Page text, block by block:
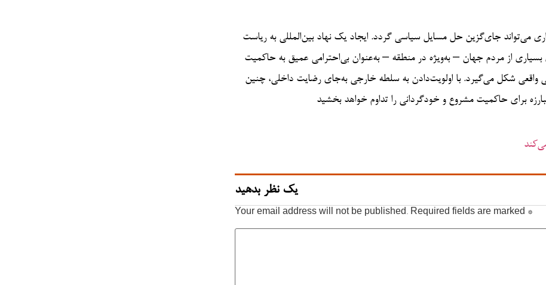
می‌تواند جای‌گزین حل مسایل سیاسی گردد. ایجاد یک نهاد بین‌المللی به ریاست
از مردم جهان – به‌ویژه در منطقه – به‌عنوان بی‌احترامی عمیق به حاکمیت
واقعی شکل می‌گیرد. با اولویت‌دادن به سلطه خارجی به‌جای رضایت داخلی، چنین
برای حاکمیت مشروع و خودگردانی را تداوم خواهد بخشید
یک نظر بدهید
Your email address will not be published. Required fields are marked *